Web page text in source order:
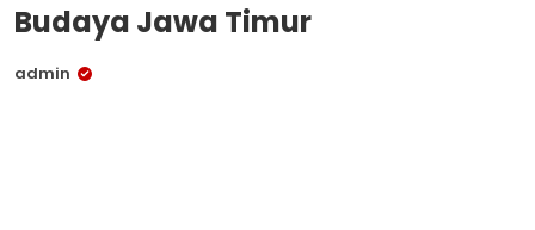
Budaya Jawa Timur
admin